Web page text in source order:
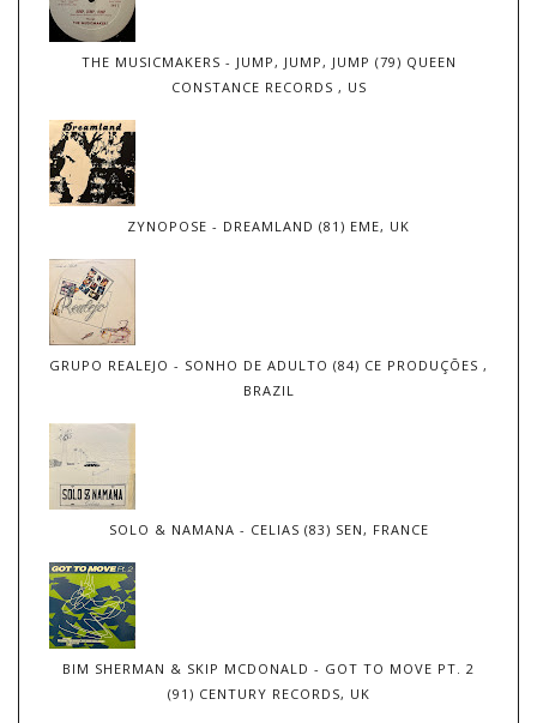
THE MUSICMAKERS - JUMP, JUMP, JUMP (79) QUEEN
CONSTANCE RECORDS , US
ZYNOPOSE - DREAMLAND (81) EME, UK
GRUPO REALEJO - SONHO DE ADULTO (84) CE PRODUÇÕES ,
BRAZIL
SOLO & NAMANA - CELIAS (83) SEN, FRANCE
BIM SHERMAN & SKIP MCDONALD - GOT TO MOVE PT. 2
(91) CENTURY RECORDS, UK